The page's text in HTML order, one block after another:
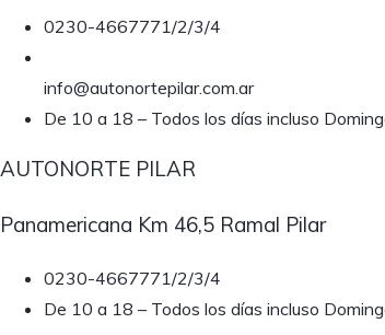
0230-4667771/2/3/4
info@autonortepilar.com.ar
De 10 a 18 – Todos los días incluso
AUTONORTE PILAR
Panamericana Km 46,5 Ramal Pilar
0230-4667771/2/3/4
De 10 a 18 – Todos los días incluso